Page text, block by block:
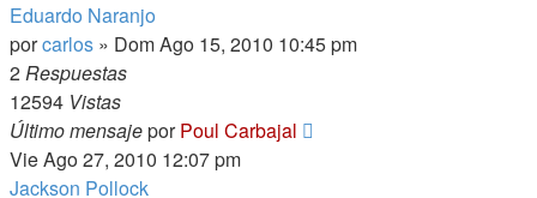
Eduardo Naranjo
porcarlos » Dom Ago 15, 2010 10:45 pm
2Respuestas
12594 Vistas
Último mensajeporPoul Carbajal
Vie Ago 27, 2010 12:07 pm
Jackson Pollock